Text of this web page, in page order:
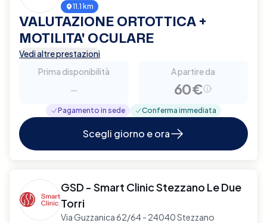
11.1 km
VALUTAZIONE ORTOTTICA +
MOTILITA' OCULARE
Vedi altre prestazioni
Prima disponibilità
-
A partire da
60€
Pagamento in sede Conferma immediata
Scegli giorno e ora
GSD - Smart Clinic Stezzano Le Due
Torri
Via Guzzanica 62/64 - 24040 Stezzano